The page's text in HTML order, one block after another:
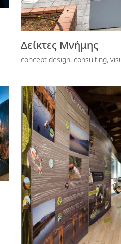
Δείκτες Μνήμης
concept design, consulting,